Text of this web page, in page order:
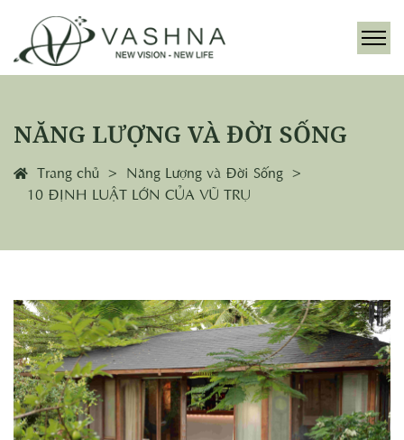
NĂNG LƯỢNG VÀ ĐỜI SỐNG
Trang chủ
Năng Lượng và Đời Sống
10 ĐỊNH LUẬT LỚN CỦA VŨ TRỤ